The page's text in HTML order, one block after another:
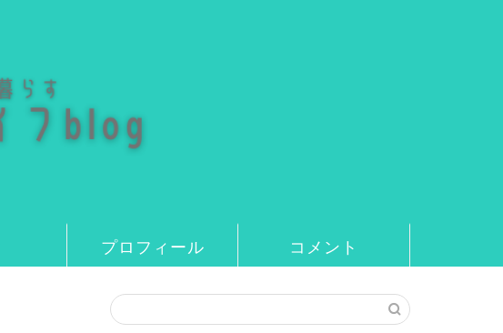
プロフィール コメント